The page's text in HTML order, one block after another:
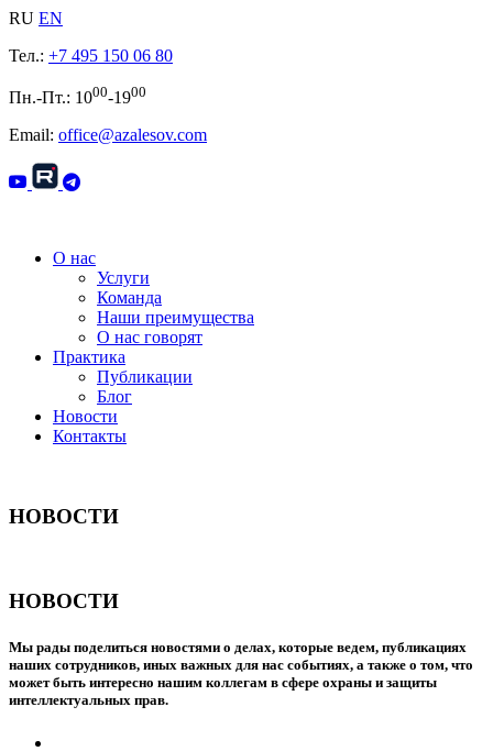
RU EN
Тел.: +7 495 150 06 80
Пн.-Пт.: 1000-1900
Email: office@azalesov.com
О нас
Услуги
Команда
Наши преимущества
О нас говорят
Практика
Публикации
Блог
Новости
Контакты
НОВОСТИ
НОВОСТИ
Мы рады поделиться новостями о делах, которые ведем, публикациях
наших сотрудников, иных важных для нас событиях, а также о том, что
может быть интересно нашим коллегам в сфере охраны и защиты
интеллектуальных прав.